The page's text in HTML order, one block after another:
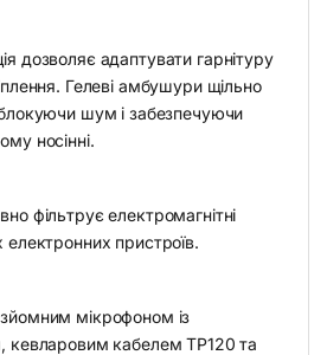
дозволяє адаптувати гарнітуру
Гелеві амбушури щільно
шум і забезпечуючи
носінні.
фільтрує електромагнітні
пристроїв.
мікрофоном із
кевларовим кабелем TP120 та